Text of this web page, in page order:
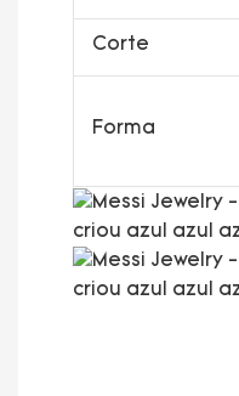
Corte
Forma